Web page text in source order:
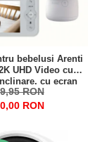
bebelusi Arenti
UHD Video cu
cu ecran
de 5 inch
RON
RON